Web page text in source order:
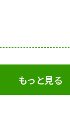
もっと見る